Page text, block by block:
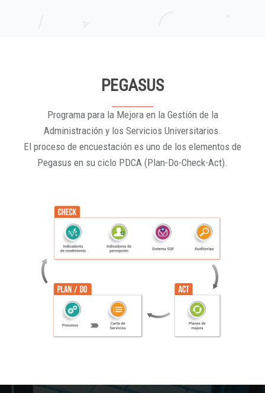
PEGASUS
Programa para la Mejora en la Gestión de la
Administración y los Servicios Universitarios.
El proceso de encuestación es uno de los elementos de
Pegasus en su ciclo PDCA (Plan-Do-Check-Act).